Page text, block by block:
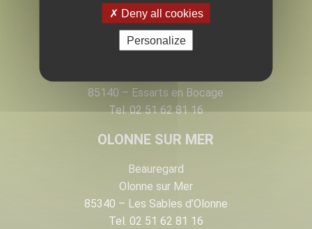
LES ESSARTS
85140 – Essarts en Bocage
Tel. 02 51 62 81 16
OLONNE SUR MER
Beauregard
Olonne sur Mer
85340 – Les Sables d’Olonne
Tel. 02 51 62 81 16
Deny all cookies
Personalize